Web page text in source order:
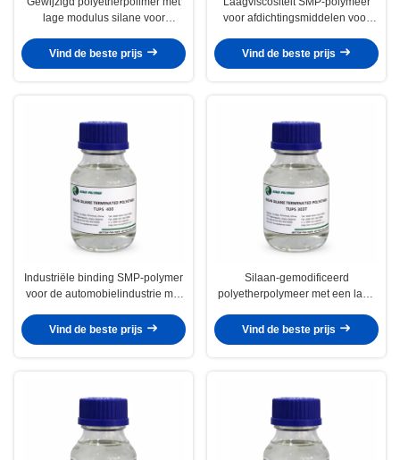
lage modulus silane voor
industriële bindmiddelen
Vind de beste prijs
voor afdichtingsmiddelen voor
en flexibele afdichting
Vind de beste prijs
Industriële binding SMP-polymer
voor de automobielindustrie met
eigenschappen
Vind de beste prijs
Silaan-gemodificeerd
polyetherpolymeer met een laag
evenwichtige modulus, snelle
Vind de beste prijs